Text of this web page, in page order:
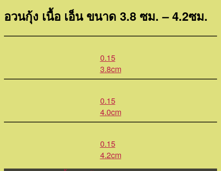
อวนกุ้ง เนื้อ เอ็น ขนาด 3.8 ซม. – 4.2ซม.
0.15
3.8cm
0.15
4.0cm
0.15
4.2cm